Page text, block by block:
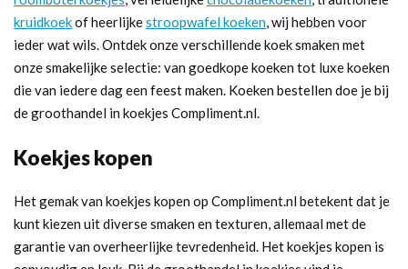
kruidkoekof heerlijkestroopwafel koeken, wij hebben voor
ieder wat wils. Ontdek onze verschillende koek smaken met
onze smakelijke selectie: van goedkope koeken tot luxe koeken
die van iedere dag een feest maken. Koeken bestellen doe je bij
de groothandel in koekjes Compliment.nl.
Koekjes kopen
Het gemak van koekjes kopen op Compliment.nl betekent dat je
kunt kiezen uit diverse smaken en texturen, allemaal met de
garantie van overheerlijke tevredenheid. Het koekjes kopen is